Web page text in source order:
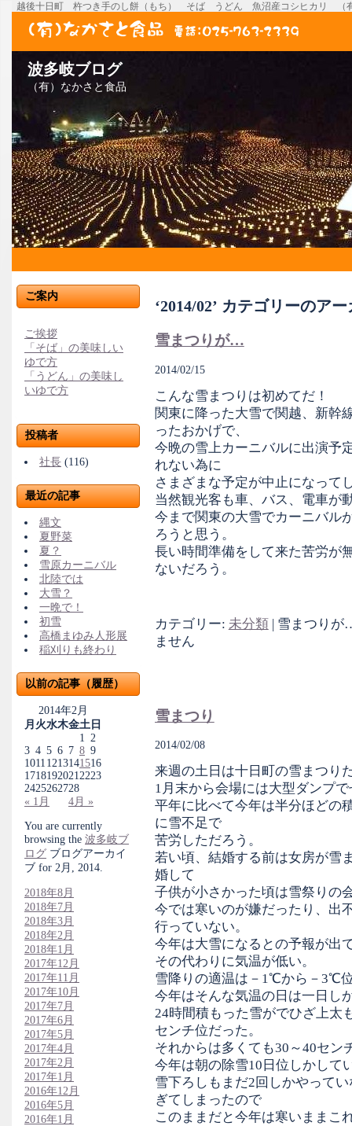
越後十日町 杵つき手のし餅（もち） そば うどん 魚沼産コシヒカリ （
波多岐ブログ
（有）なかさと食品
ご案内
ご挨拶
「そば」の美味しい
ゆで方
「うどん」の美味し
いゆで方
投稿者
社長 (116)
最近の記事
縄文
夏野菜
夏？
雪原カーニバル
北陸では
大雪？
一晩で！
初雪
高橋まゆみ人形展
稲刈りも終わり
以前の記事（履歴）
2014年2月
月 火水木金土 日
« 1月 4月 »
1 2
3 4 5 6 7 8 9
1011 1213141516
17181920212223
2425262728
You are currently
browsing the 波多岐ブ
ログ ブログアーカイ
ブ for 2月, 2014.
2018年8月
2018年7月
2018年3月
2018年2月
2018年1月
2017年12月
2017年11月
2017年10月
2017年7月
2017年6月
2017年5月
2017年4月
2017年2月
2017年1月
2016年12月
2016年5月
2016年1月
‘2014/02’ カテゴリーのア
雪まつりが…
2014/02/15
こんな雪まつりは初めてだ！
関東に降った大雪で関越、新幹
ったおかげで、
今晩の雪上カーニバルに出演予
れない為に
さまざまな予定が中止になって
当然観光客も車、バス、電車が
今まで関東の大雪でカーニバル
ろうと思う。
長い時間準備をして来た苦労が
ないだろう。
カテゴリー: 未分類| 雪まつりが
ません
雪まつり
2014/02/08
来週の土日は十日町の雪まつり
1月末から会場には大型ダンプ
平年に比べて今年は半分ほどの
に雪不足で
苦労しただろう。
若い頃、結婚する前は女房が雪
婚して
子供が小さかった頃は雪祭りの
今では寒いのが嫌だったり、出
行っていない。
今年は大雪になるとの予報が出
その代わりに気温が低い。
雪降りの適温は－1℃から－3℃
今年はそんな気温の日は一日し
24時間積もった雪がでひざ上太
センチ位だった。
それからは多くても30～40セン
今年は朝の除雪10日位しかして
雪下ろしもまだ2回しかやって
ぎてしまったので
このままだと今年は寒いままこ